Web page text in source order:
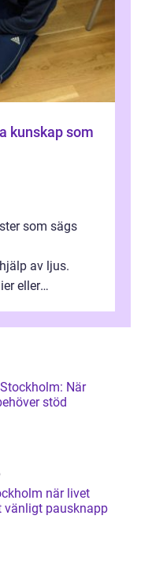
som sägs
av ljus.
eller
När
stöd
när livet
vänligt pausknapp